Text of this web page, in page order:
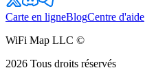
Carte en ligneBlogCentre d'aide
WiFi Map LLC ©
2026 Tous droits réservés